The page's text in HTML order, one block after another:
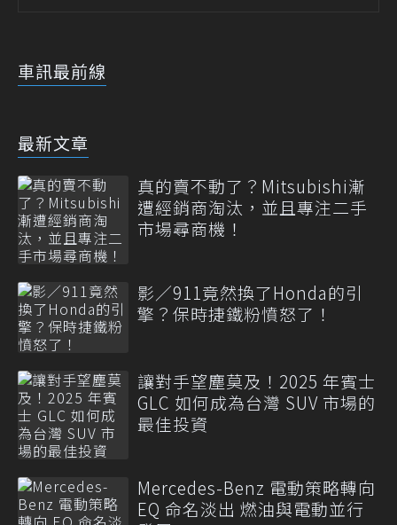
車訊最前線
最新文章
真的賣不動了？Mitsubishi漸
遭經銷商淘汰，並且專注二手
市場尋商機！
影／911竟然換了Honda的引
擎？保時捷鐵粉憤怒了！
讓對手望塵莫及！2025 年賓士
GLC 如何成為台灣 SUV 市場的
最佳投資
Mercedes-Benz 電動策略轉向
EQ 命名淡出 燃油與電動並行